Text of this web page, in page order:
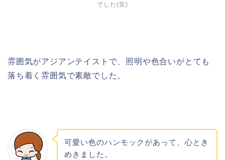
でした(笑)
雰囲気がアジアンテイストで、照明や色合いがとても
落ち着く雰囲気で素敵でした。
可愛い色のハンモックがあって、心とき
めきました。